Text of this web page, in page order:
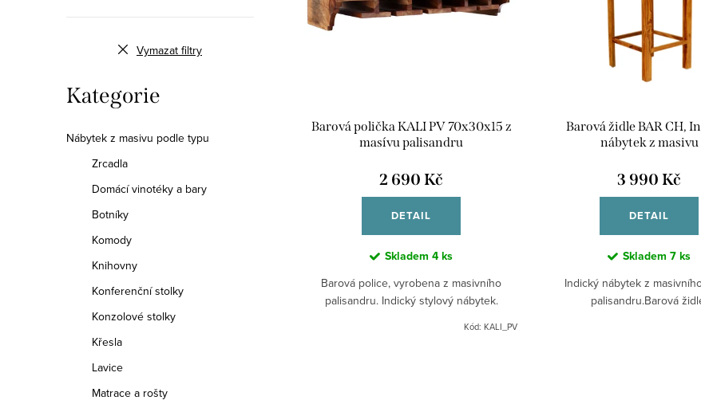
Vymazat filtry
Přeskočit
kategorie
Kategorie
Nábytek z masivu podle typu
Zrcadla
Domácí vinotéky a bary
Botníky
Komody
Knihovny
Konferenční stolky
Konzolové stolky
Křesla
Lavice
Matrace a rošty
Barová polička KALI PV 70x30x15 z
masívu palisandru
2 690 Kč
DETAIL
Skladem4 ks
Barová police, vyrobena z masivního
palisandru. Indický stylový nábytek.
Kód:KALI_PV
Barová židle BAR CH,
nábytek z masivu
3 990 Kč
DETAIL
Skladem7 ks
Indický nábytek z
palisandru.Barová